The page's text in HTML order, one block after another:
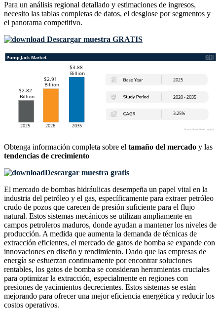
Para un análisis regional detallado y estimaciones de ingresos,
necesito las tablas completas de datos, el desglose por segmentos y
el panorama competitivo.
Descargar muestra GRATIS
Obtenga información completa sobre el tamaño del mercado y las
tendencias de crecimiento
Descargar muestra gratis
El mercado de bombas hidráulicas desempeña un papel vital en la
industria del petróleo y el gas, específicamente para extraer petróleo
crudo de pozos que carecen de presión suficiente para el flujo
natural. Estos sistemas mecánicos se utilizan ampliamente en
campos petroleros maduros, donde ayudan a mantener los niveles de
producción. A medida que aumenta la demanda de técnicas de
extracción eficientes, el mercado de gatos de bomba se expande con
innovaciones en diseño y rendimiento. Dado que las empresas de
energía se esfuerzan continuamente por encontrar soluciones
rentables, los gatos de bomba se consideran herramientas cruciales
para optimizar la extracción, especialmente en regiones con
presiones de yacimientos decrecientes. Estos sistemas se están
mejorando para ofrecer una mejor eficiencia energética y reducir los
costos operativos.